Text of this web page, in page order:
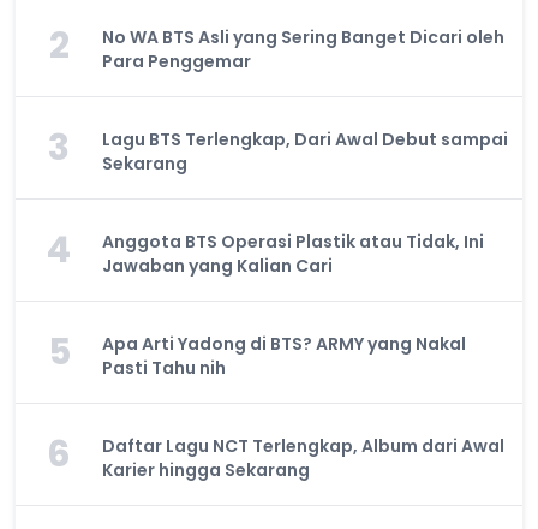
2
No WA BTS Asli yang Sering Banget Dicari oleh
Para Penggemar
3
Lagu BTS Terlengkap, Dari Awal Debut sampai
Sekarang
4
Anggota BTS Operasi Plastik atau Tidak, Ini
Jawaban yang Kalian Cari
5
Apa Arti Yadong di BTS? ARMY yang Nakal
Pasti Tahu nih
6
Daftar Lagu NCT Terlengkap, Album dari Awal
Karier hingga Sekarang